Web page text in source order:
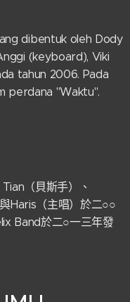
dibentuk oleh Dody
(keyboard), Viki
tahun 2006. Pada
perdana "Waktu".
（貝斯手）、
Haris（主唱）於二○○
Band於二○一三年發